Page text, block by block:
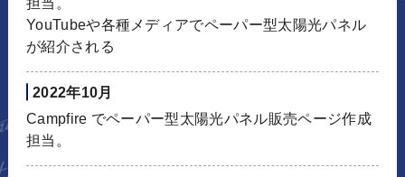
YouTubeや各種メディアでペーパー型太陽光パネル
が紹介される
2022年10月
Campfire でペーパー型太陽光パネル販売ページ作成
担当。